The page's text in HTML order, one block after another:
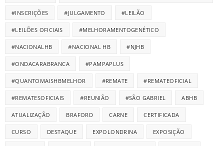
#INSCRIÇÕES #JULGAMENTO #LEILÃO
#LEILÕES OFICIAIS #MELHORAMENTOGENÉTICO
#NACIONALHB #NACIONAL HB #NJHB
#ONDACARABRANCA #PAMPAPLUS
#QUANTOMAISHBMELHOR #REMATE #REMATEOFICIAL
#REMATESOFICIAIS #REUNIÃO #SÃO GABRIEL ABHB
ATUALIZAÇÃO BRAFORD CARNE CERTIFICADA
CURSO DESTAQUE EXPOLONDRINA EXPOSIÇÃO